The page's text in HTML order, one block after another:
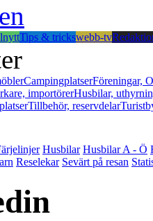
Tips & trickswebb-tv
CampingplatserFöreningar,
importörerHusbilar,
Tillbehör, reservdelar
Husbilar Husbilar A - Ö
Reselekar Sevärt på resan